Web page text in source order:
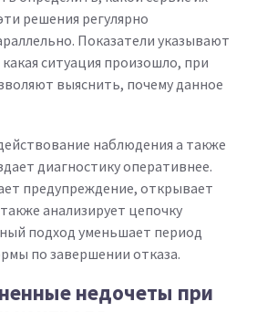
решения регулярно
Показатели указывают
ситуация произошло, при
выяснить, почему данное
наблюдения а также
диагностику оперативнее.
предупреждение, открывает
анализирует цепочку
подход уменьшает период
по завершении отказа.
недочеты при